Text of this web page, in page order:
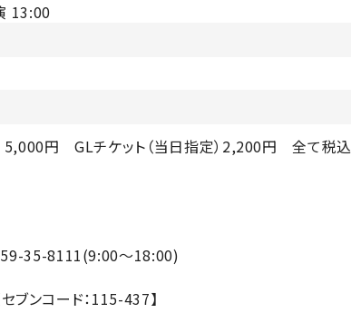
13:00
5,000円 GLチケット（当日指定）2,200円 全て税
35-8111(9:00～18:00)
セブンコード：115-437】